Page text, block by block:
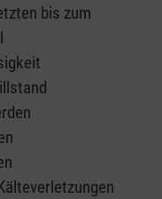
bis zum